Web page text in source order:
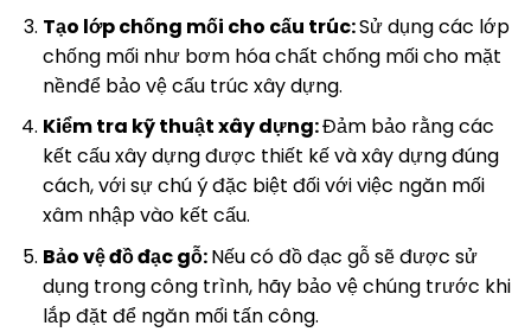
Tạo lớp chống mối cho cấu trúc:Sử dụng các lớp
chống mối như bơm hóa chất chống mối cho mặt
nềnđể bảo vệ cấu trúc xây dựng.
Kiểm tra kỹ thuật xây dựng:Đảm bảo rằng các
kết cấu xây dựng được thiết kế và xây dựng đúng
cách, với sự chú ý đặc biệt đối với việc ngăn mối
xâm nhập vào kết cấu.
Bảo vệ đồ đạc gỗ:Nếu có đồ đạc gỗ sẽ được sử
dụng trong công trình, hãy bảo vệ chúng trước khi
lắp đặt để ngăn mối tấn công.